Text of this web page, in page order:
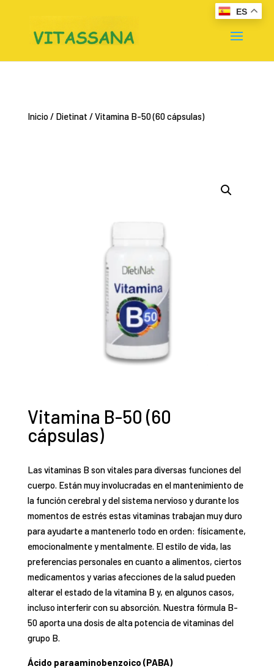
Inicio/ Dietinat / Vitamina B-50 (60 cápsulas)
Vitamina B-50 (60
cápsulas)
Las vitaminas B son vitales para diversas funciones del
cuerpo. Están muy involucradas en el mantenimiento de
la función cerebral y del sistema nervioso y durante los
momentos de estrés estas vitaminas trabajan muy duro
para ayudarte a mantenerlo todo en orden: físicamente,
emocionalmente y mentalmente. El estilo de vida, las
preferencias personales en cuanto a alimentos, ciertos
medicamentos y varias afecciones de la salud pueden
alterar el estado de la vitamina B y, en algunos casos,
incluso interferir con su absorción. Nuestra fórmula B-
50 aporta una dosis de alta potencia de vitaminas del
grupo B.
Ácido paraaminobenzoico (PABA)
ES